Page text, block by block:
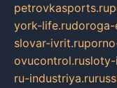
petrovkasports.ru
york-life.rudoroga-
slovar-ivrit.ru
ovucontrol.ru
ru-industriya.ru